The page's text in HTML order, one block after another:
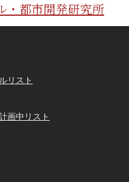
・都市開発研究所
リスト
画中リスト